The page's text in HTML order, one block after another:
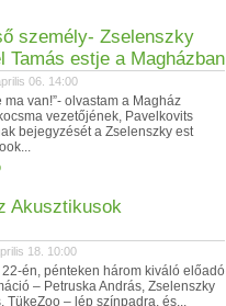
személy- Zselenszky
Tamás estje a Magházban
06. 14:00
ma van!”- olvastam a Magház
vezetőjének, Pavelkovits
bejegyzését a Zselenszky est
Akusztikusok
18. 10:00
én, pénteken három kiváló előadó
– Petruska András, Zselenszky
TükeZoo – lép színpadra, és...